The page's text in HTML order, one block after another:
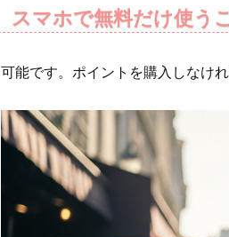
スマホで無料だけ使う
可能です。ポイントを購入しなけ